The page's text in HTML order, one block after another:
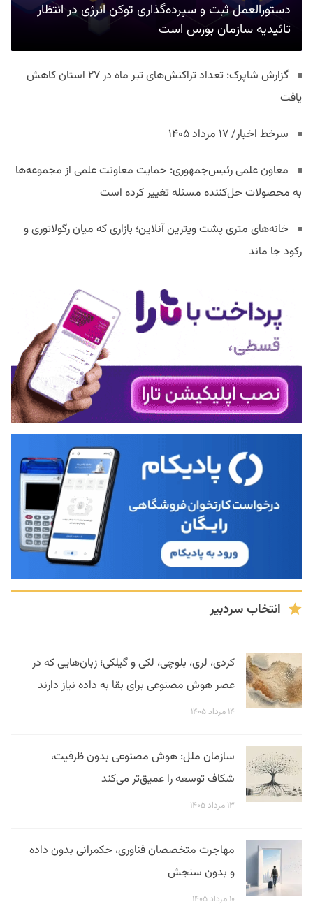
دستورالعمل ثبت و سپرده‌گذاری توکن انرژی در انتظار
تائیدیه سازمان بورس است
گزارش شاپرک: تعداد تراکنش‌های تیر ماه در ۲۷ استان‌ کاهش
یافت
سرخط اخبار/ ۱۷ مرداد ۱۴۰۵
معاون علمی رئیس‌جمهوری: حمایت معاونت علمی از مجموعه‌ها
به محصولات حل‌کننده مسئله تغییر کرده است
خانه‌های متری پشت ویترین آنلاین؛ بازاری که میان رگولاتوری و
رکود جا ماند
انتخاب سردبیر
کردی، لری، بلوچی، لکی و گیلکی؛ زبان‌هایی که در
عصر هوش مصنوعی برای بقا به داده نیاز دارند
۱۴ مرداد ۱۴۰۵
سازمان ملل: هوش مصنوعی بدون ظرفیت،
شکاف توسعه را عمیق‌تر می‌کند
۱۳ مرداد ۱۴۰۵
مهاجرت متخصصان فناوری، حکمرانی بدون داده
و بدون سنجش
۱۰ مرداد ۱۴۰۵